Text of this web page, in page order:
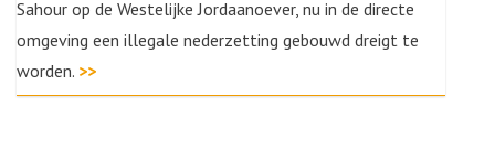
Sahour op de Westelijke Jordaanoever, nu in de directe
omgeving een illegale nederzetting gebouwd dreigt te
worden. >>